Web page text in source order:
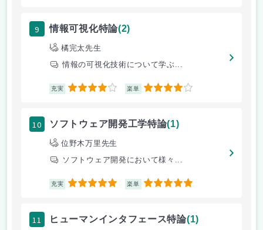
9 情報可視化特論(2)
橘完太先生
情報の可視化技術について学ぶ...
充実 4 楽単 4
10 ソフトウェア開発工学特論(1)
位野木万里先生
ソフトウェア開発において様々...
充実 5 楽単 5
11 ヒューマンインタフェース特論(1)